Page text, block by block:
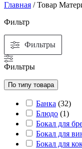
Главная / Товар
Фильтр
Фильтры
Фильтры
По типу товара
Банка (32)
Блюдо (1)
Бокал для
Бокал для
Бокал для